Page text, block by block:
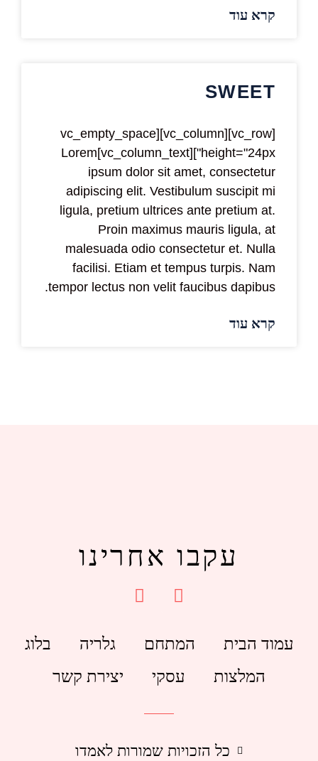
קרא עוד
SWEET
[vc_row][vc_column][vc_empty_space
height="24px"][vc_column_text]Lorem
ipsum dolor sit amet, consectetur
adipiscing elit. Vestibulum suscipit mi
ligula, pretium ultrices ante pretium at.
Proin maximus mauris ligula, at
malesuada odio consectetur et. Nulla
facilisi. Etiam et tempus turpis. Nam
tempor lectus non velit faucibus dapibus.
קרא עוד
עקבו אחרינו
עמוד הבית המתחם גלריה
בלוג
המלצות
עסקי יצירת קשר
כל הזכויות שמורות לאמדו